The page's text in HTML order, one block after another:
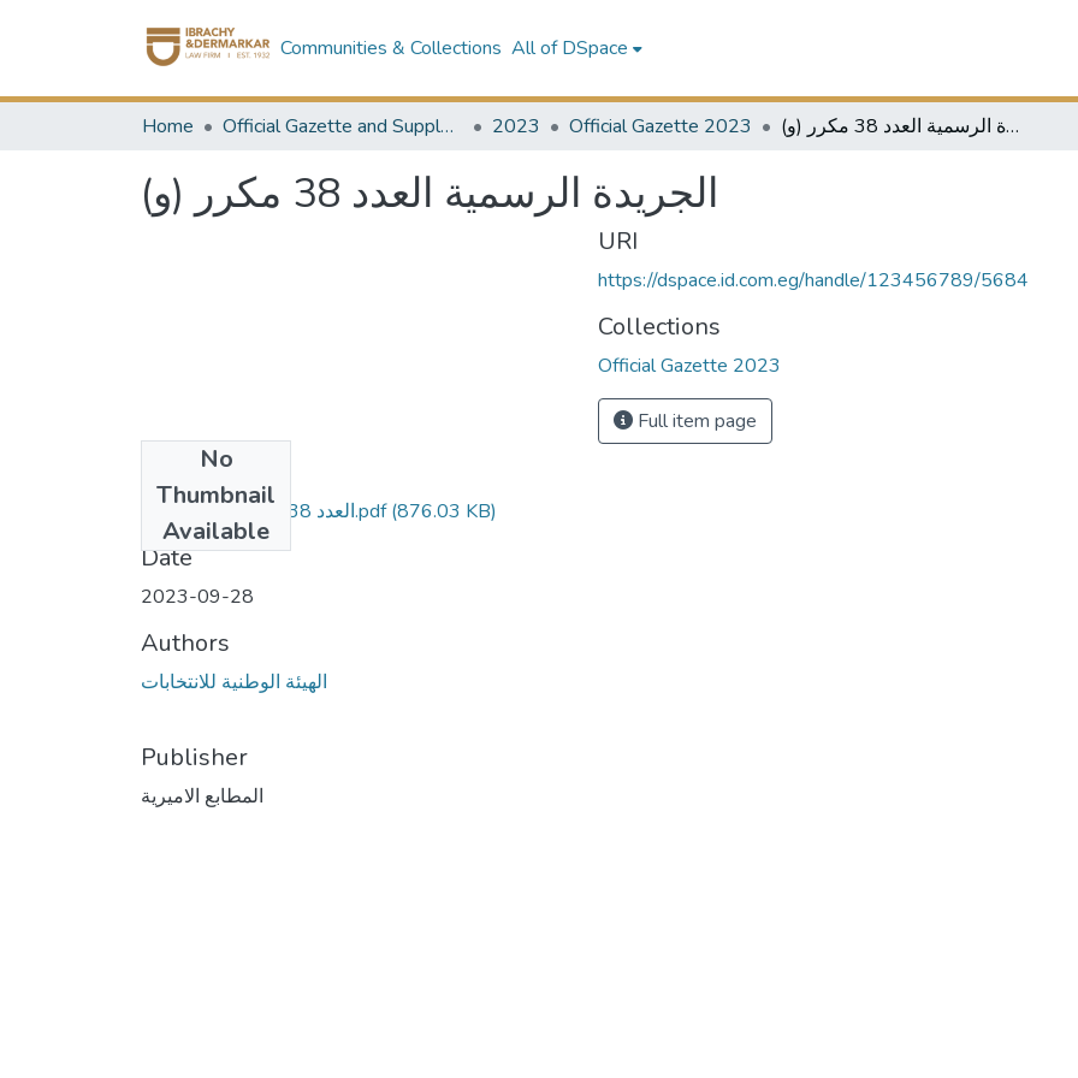
Communities & Collections All of DSpace
Home Official Gazette and Supplement 2023 Official Gazette 2023 الجريدة الرسمية العدد 38 مكرر (و)
الجريدة الرسمية العدد 38 مكرر (و)
No
Thumbnail
Available
العدد 38 مكرر و - مؤمن.pdf(876.03 KB)
Date
2023-09-28
Authors
الهيئة الوطنية للانتخابات
Publisher
المطابع الاميرية
URI
https://dspace.id.com.eg/handle/123456789/5684
Collections
Official Gazette 2023
Full item page